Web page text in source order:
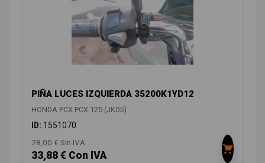
PIÑA LUCES IZQUIERDA 35200K1YD12
HONDA PCX PCX 125 (JK05)
ID: 1551070
28,00 € Sin IVA
33,88 € Con IVA